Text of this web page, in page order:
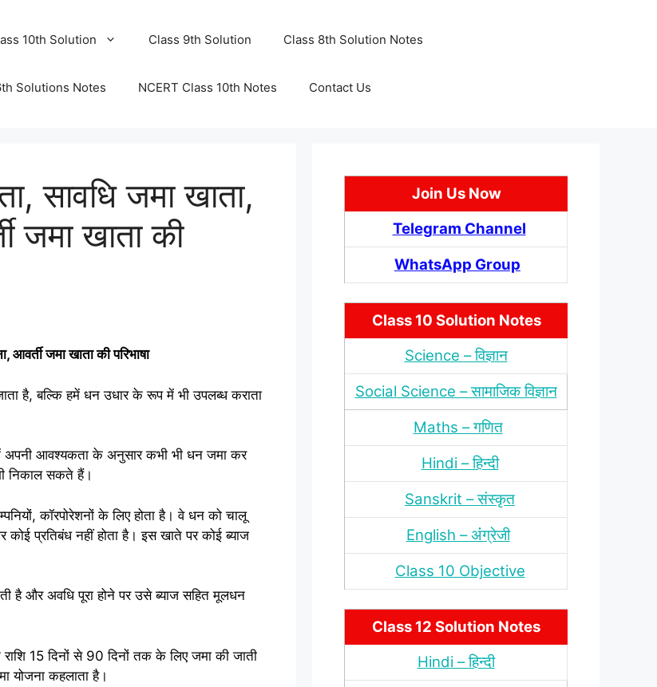
10th Solution Class 9th Solution Class 8th Solution Notes
Solutions Notes NCERT Class 10th Notes Contact Us
सावधि जमा खाता,
जमा खाता की
आवर्ती जमा खाताकी परिभाषा
है, बल्कि हमें धन उधार के रूप में भी उपलब्ध कराता
अपनी आवश्यकता के अनुसार कभी भी धन जमा कर
निकाल सकते हैं।
कॉरपोरेशनों के लिए होता है। वे धन को चालू
प्रतिबंध नहीं होता है। इस खाते पर कोई ब्याज
है और अवधि पूरा होने पर उसे ब्याज सहित मूलधन
15 दिनों से 90 दिनों तक के लिए जमा की जाती
योजना कहलाता है।
Join Us Now
Telegram Channel
WhatsApp Group
Class 10 Solution Notes
Science – विज्ञान
Social Science – सामाजिक विज्ञान
Maths – गणित
Hindi – हिन्‍दी
Sanskrit – संस्‍कृत
English – अंंग्रेजी
Class 10 Objective
Class 12 Solution Notes
Hindi – हिन्‍दी